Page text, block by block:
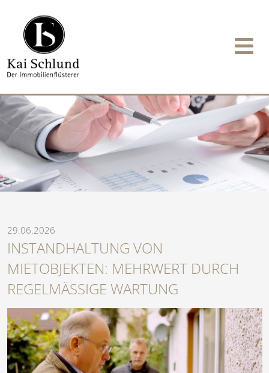
29.06.2026
INSTANDHALTUNG VON
MIETOBJEKTEN: MEHRWERT DURCH
REGELMÄSSIGE WARTUNG